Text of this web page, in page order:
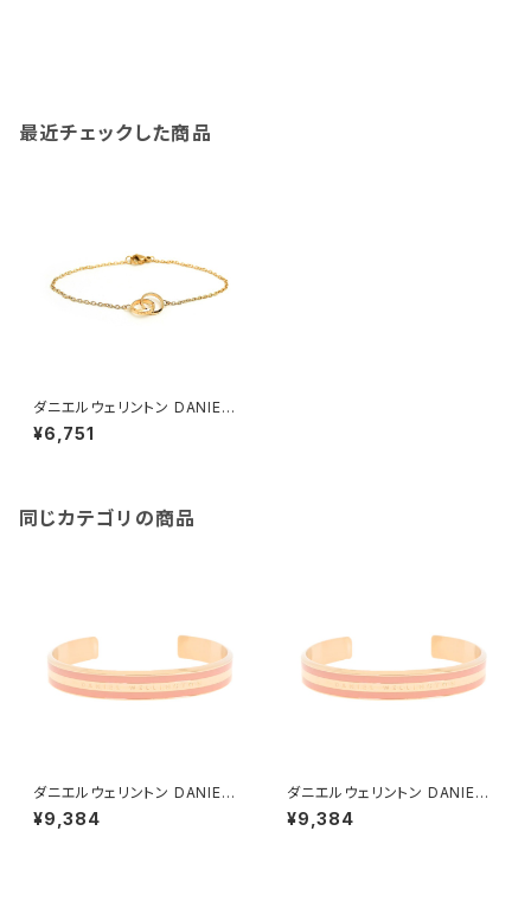
最近チェックした商品
ダニエルウェリントン DANIEL
WELLINGTON ELAN UNITY
BRACELET ブレスレット DW0
¥6,751
同じカテゴリの商品
ダニエルウェリントン DANIEL
WELLINGTON バングル ブレ
スレット レディース DW00400
¥9,384
ダニエルウェリントン DANIEL
WELLINGTON バングル ブレ
スレット レディース DW00400
¥9,384